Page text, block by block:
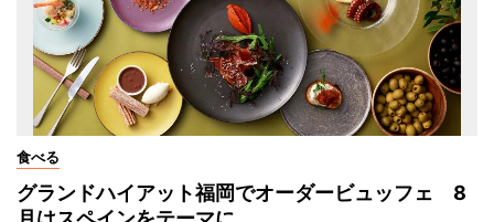
食べる
グランドハイアット福岡でオーダービュッフェ 8